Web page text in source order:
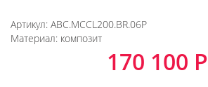
Артикул: ABC.MCCL200.BR.06P
Материал: композит
170 100 Р